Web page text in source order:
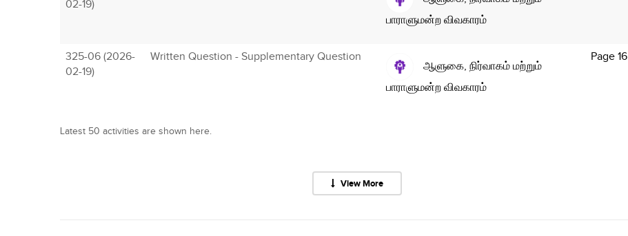
02-19)
பாராளுமன்ற விவகாரம்
325-06 (2026-
02-19)
Written Question - Supplementary Question
ஆளுகை, நிர்வாகம் மற்றும்
பாராளுமன்ற விவகாரம்
Page 16
Latest 50 activities are shown here.
View More